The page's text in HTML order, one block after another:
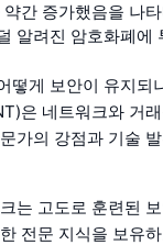
간 증가했음을 나
알려진 암호화폐에
떻게 보안이 유지되
은 네트워크와 거
가의 강점과 기술
는 고도로 훈련된
전문 지식을 보유